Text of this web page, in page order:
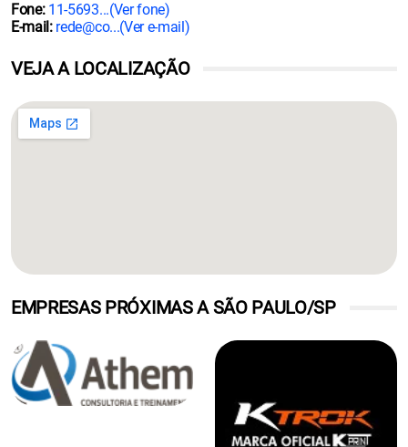
Fone: 11-5693...(Ver fone)
E-mail: rede@co...(Ver e-mail)
VEJA A LOCALIZAÇÃO
EMPRESAS PRÓXIMAS A SÃO PAULO/SP